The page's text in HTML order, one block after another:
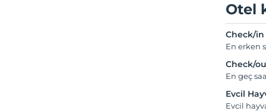
Otel
Check/in
En erken
Check/
En geç
Evcil
Evcil